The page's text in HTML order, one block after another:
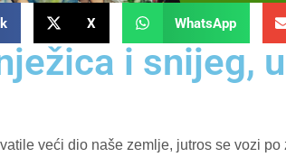
X WhatsApp
i snijeg,
veći dio naše zemlje, jutros se vozi